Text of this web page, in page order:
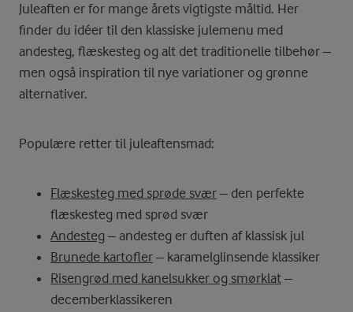
Juleaften er for mange årets vigtigste måltid. Her
finder du idéer til den klassiske julemenu med
andesteg, flæskesteg og alt det traditionelle tilbehør –
men også inspiration til nye variationer og grønne
alternativer.
Populære retter til juleaftensmad:
Flæskesteg med sprøde svær – den perfekte
flæskesteg med sprød svær
Andesteg – andesteg er duften af klassisk jul
Brunede kartofler – karamelglinsende klassiker
Risengrød med kanelsukker og smørklat –
decemberklassikeren